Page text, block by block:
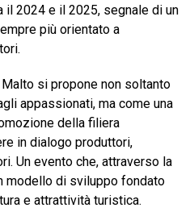
il 2024 e il 2025, segnale di un
più orientato a
si propone non soltanto
appassionati, ma come una
della filiera
in dialogo produttori,
Un evento che, attraverso la
modello di sviluppo fondato
e attrattività turistica.